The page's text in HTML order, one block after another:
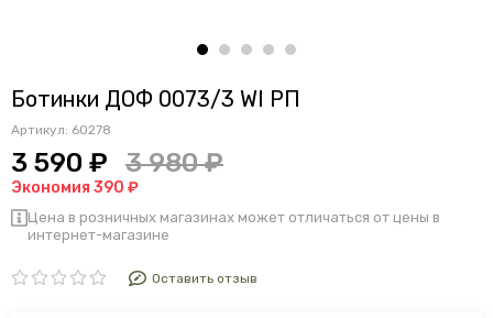
Ботинки ДОФ 0073/3 WI РП
Артикул: 60278
3 590 ₽ 3 980 ₽
Экономия 390 ₽
Цена в розничных магазинах может отличаться от цены в
интернет-магазине
Оставить отзыв